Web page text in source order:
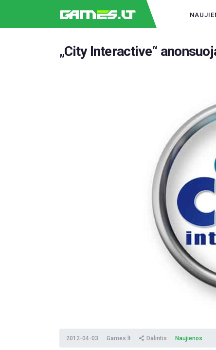
„City Interactive“
2012-04-03 Games.lt Dalintis Naujienos